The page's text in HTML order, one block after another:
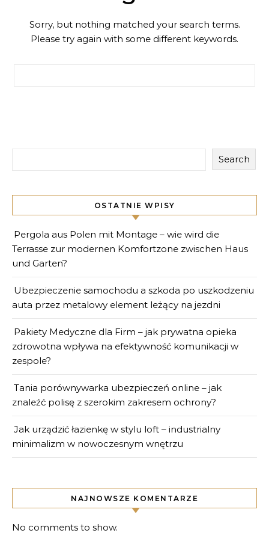
Sorry, but nothing matched your search terms.
Please try again with some different keywords.
Search
OSTATNIE WPISY
Pergola aus Polen mit Montage – wie wird die
Terrasse zur modernen Komfortzone zwischen Haus
und Garten?
Ubezpieczenie samochodu a szkoda po uszkodzeniu
auta przez metalowy element leżący na jezdni
Pakiety Medyczne dla Firm – jak prywatna opieka
zdrowotna wpływa na efektywność komunikacji w
zespole?
Tania porównywarka ubezpieczeń online – jak
znaleźć polisę z szerokim zakresem ochrony?
Jak urządzić łazienkę w stylu loft – industrialny
minimalizm w nowoczesnym wnętrzu
NAJNOWSZE KOMENTARZE
No comments to show.